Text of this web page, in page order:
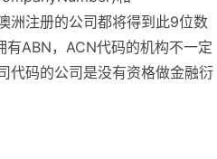
洲注册的公司都将得到此9位数
ABN，ACN代码的机构不一定
代码的公司是没有资格做金融衍